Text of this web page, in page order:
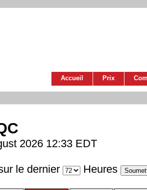
Accueil Prix
2026 12:33 EDT
le dernier Heures